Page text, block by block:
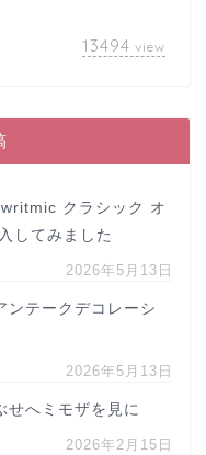
13494 view
クラシック オ
してみました
2026年5月13日
ンテークデコレーシ
2026年5月13日
せへミモザを見に
2026年2月15日